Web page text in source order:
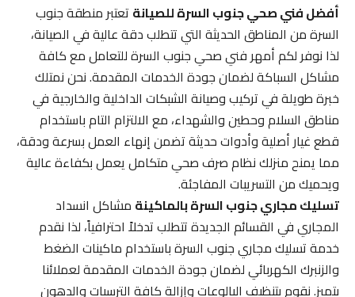
أفضل فني صحي جنوب السرة للصيانةتعتبر منطقة جنوب
السرة من المناطق الحديثة التي تتطلب دقة عالية في الصيانة،
لذا نوفر لكم أمهر فني صحي جنوب السرة للتعامل مع كافة
مشاكل السباكة لضمان جودة الخدمات المقدمة. نحن نمتلك
خبرة طويلة في تركيب وصيانة الشبكات الداخلية والخارجية في
مناطق السلام وحطين والشهداء، مع الالتزام التام باستخدام
قطع غيار أصلية وأدوات حديثة تضمن إنهاء العمل بسرعة ودقة،
مما يمنح منزلك نظام صرف صحي متكامل يعمل بكفاءة عالية
ويحميك من التسريبات المفاجئة.
تسليك مجاري جنوب السرة بالماكينةمشاكل انسداد
المجاري في القسائم الجديدة تتطلب تدخلاً احترافياً، لذا نقدم
خدمة تسليك مجاري جنوب السرة باستخدام ماكينات الضغط
والزنبرك الكهربائي لضمان جودة الخدمات المقدمة لعملائنا
بتميز. نقوم بتنظيف البالوعات وإزالة كافة الترسبات والدهون